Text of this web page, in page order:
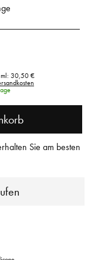
30,50 €
Sie am besten